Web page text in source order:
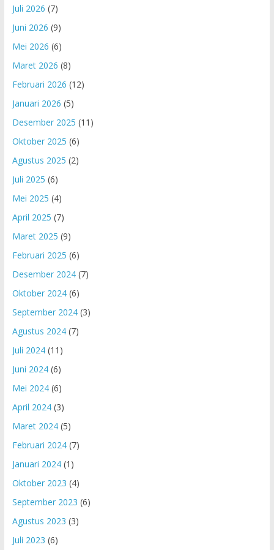
Juli 2026 (7)
Juni 2026 (9)
Mei 2026 (6)
Maret 2026 (8)
Februari 2026 (12)
Januari 2026 (5)
Desember 2025 (11)
Oktober 2025 (6)
Agustus 2025 (2)
Juli 2025 (6)
Mei 2025 (4)
April 2025 (7)
Maret 2025 (9)
Februari 2025 (6)
Desember 2024(7)
Oktober 2024(6)
September 2024(3)
Agustus 2024(7)
Juli 2024(11)
Juni 2024(6)
Mei 2024(6)
April 2024(3)
Maret 2024(5)
Februari 2024(7)
Januari 2024(1)
Oktober 2023 (4)
September 2023 (6)
Agustus 2023 (3)
Juli 2023 (6)